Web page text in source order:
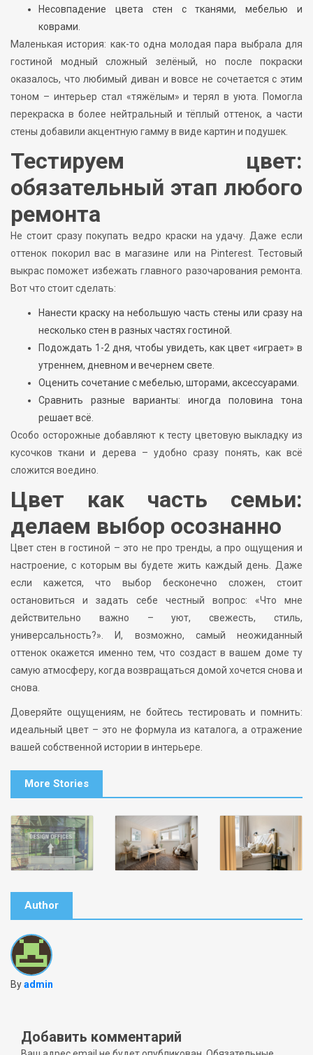
Несовпадение цвета стен с тканями, мебелью и
коврами.
Маленькая история: как-то одна молодая пара выбрала для
гостиной модный сложный зелёный, но после покраски
оказалось, что любимый диван и вовсе не сочетается с этим
тоном – интерьер стал «тяжёлым» и терял в уюта. Помогла
перекраска в более нейтральный и тёплый оттенок, а части
стены добавили акцентную гамму в виде картин и подушек.
Тестируем цвет:
обязательный этап любого
ремонта
Не стоит сразу покупать ведро краски на удачу. Даже если
оттенок покорил вас в магазине или на Pinterest. Тестовый
выкрас поможет избежать главного разочарования ремонта.
Вот что стоит сделать:
Нанести краску на небольшую часть стены или сразу на
несколько стен в разных частях гостиной.
Подождать 1-2 дня, чтобы увидеть, как цвет «играет» в
утреннем, дневном и вечернем свете.
Оценить сочетание с мебелью, шторами, аксессуарами.
Сравнить разные варианты: иногда половина тона
решает всё.
Особо осторожные добавляют к тесту цветовую выкладку из
кусочков ткани и дерева – удобно сразу понять, как всё
сложится воедино.
Цвет как часть семьи:
делаем выбор осознанно
Цвет стен в гостиной – это не про тренды, а про ощущения и
настроение, с которым вы будете жить каждый день. Даже
если кажется, что выбор бесконечно сложен, стоит
остановиться и задать себе честный вопрос: «Что мне
действительно важно – уют, свежесть, стиль,
универсальность?». И, возможно, самый неожиданный
оттенок окажется именно тем, что создаст в вашем доме ту
самую атмосферу, когда возвращаться домой хочется снова и
снова.
Доверяйте ощущениям, не бойтесь тестировать и помнить:
идеальный цвет – это не формула из каталога, а отражение
вашей собственной истории в интерьере.
More Stories
Author
Byadmin
Добавить комментарий